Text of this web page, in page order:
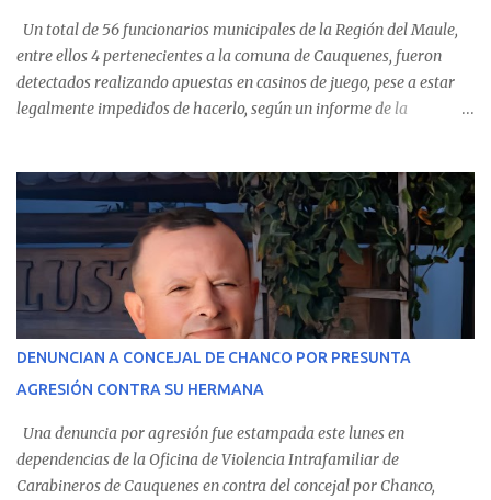
Un total de 56 funcionarios municipales de la Región del Maule,
entre ellos 4 pertenecientes a la comuna de Cauquenes, fueron
detectados realizando apuestas en casinos de juego, pese a estar
legalmente impedidos de hacerlo, según un informe de la
estableció que estos funcionarios —quienes administran o
custodian fondos públicos— efectuaron transacciones por un
monto total de $116.075.918 entre enero de 2024 y junio de 2025.
En el detalle regional, se indica que en la comuna de Cauquenes se
identificó a cuatro funcionarios involucrados en este tipo de
operaciones. Asimismo, se precisa que uno de los casos
corresponde a un funcionario de la Municipalidad de Chanco,
detectaron incumplimientos a la normativa vigente. El informe
precisa que la mayor cantidad de dinero apostado se registró en
Talca, donde...
DENUNCIAN A CONCEJAL DE CHANCO POR PRESUNTA
AGRESIÓN CONTRA SU HERMANA
Una denuncia por agresión fue estampada este lunes en
dependencias de la Oficina de Violencia Intrafamiliar de
Carabineros de Cauquenes en contra del concejal por Chanco,